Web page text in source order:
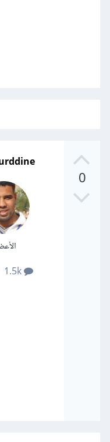
0